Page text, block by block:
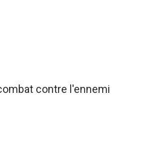
contre l'ennemi